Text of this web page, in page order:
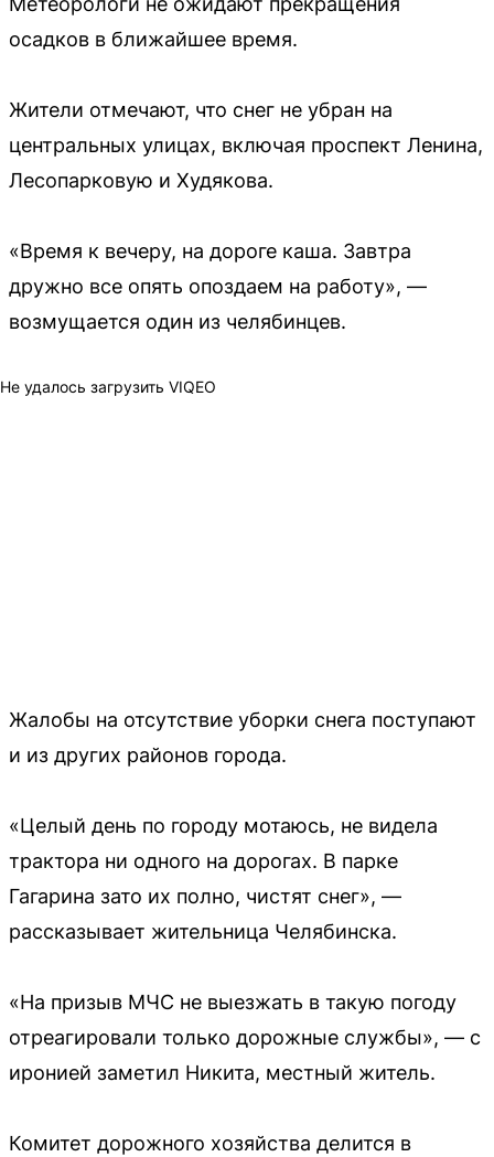
осадков в ближайшее время.
Жители отмечают, что снег не убран на
центральных улицах, включая проспект Ленина,
Лесопарковую и Худякова.
«Время к вечеру, на дороге каша. Завтра
дружно все опять опоздаем на работу», —
возмущается один из челябинцев.
Не удалось загрузить VIQEO
Жалобы на отсутствие уборки снега поступают
и из других районов города.
«Целый день по городу мотаюсь, не видела
трактора ни одного на дорогах. В парке
Гагарина зато их полно, чистят снег», —
рассказывает жительница Челябинска.
«На призыв МЧС не выезжать в такую погоду
отреагировали только дорожные службы», — с
иронией заметил Никита, местный житель.
Комитет дорожного хозяйства делится в